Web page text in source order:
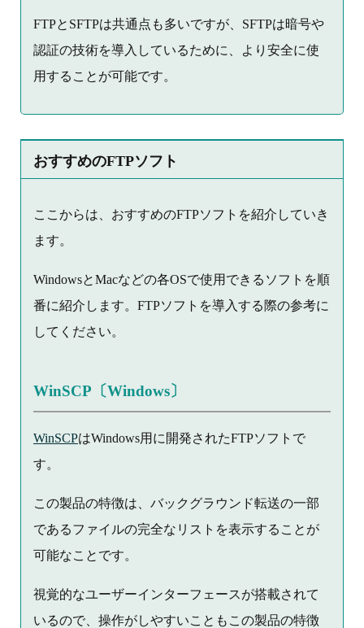
FTPとSFTPは共通点も多いですが、SFTPは暗号や
認証の技術を導入しているために、より安全に使
用することが可能です。
おすすめのFTPソフト
ここからは、おすすめのFTPソフトを紹介していき
ます。
WindowsとMacなどの各OSで使用できるソフトを順
番に紹介します。FTPソフトを導入する際の参考に
してください。
WinSCP〔Windows〕
WinSCPはWindows用に開発されたFTPソフトで
す。
この製品の特徴は、バックグラウンド転送の一部
であるファイルの完全なリストを表示することが
可能なことです。
視覚的なユーザーインターフェースが搭載されて
いるので、操作がしやすいこともこの製品の特徴